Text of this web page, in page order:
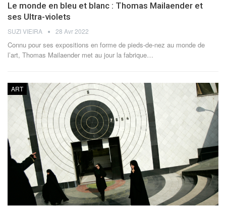
Le monde en bleu et blanc : Thomas Mailaender et
ses Ultra-violets
SUZI VIEIRA 28 Avr 2022
Connu pour ses expositions en forme de pieds-de-nez au monde de
l’art, Thomas Mailaender met au jour la fabrique…
ART